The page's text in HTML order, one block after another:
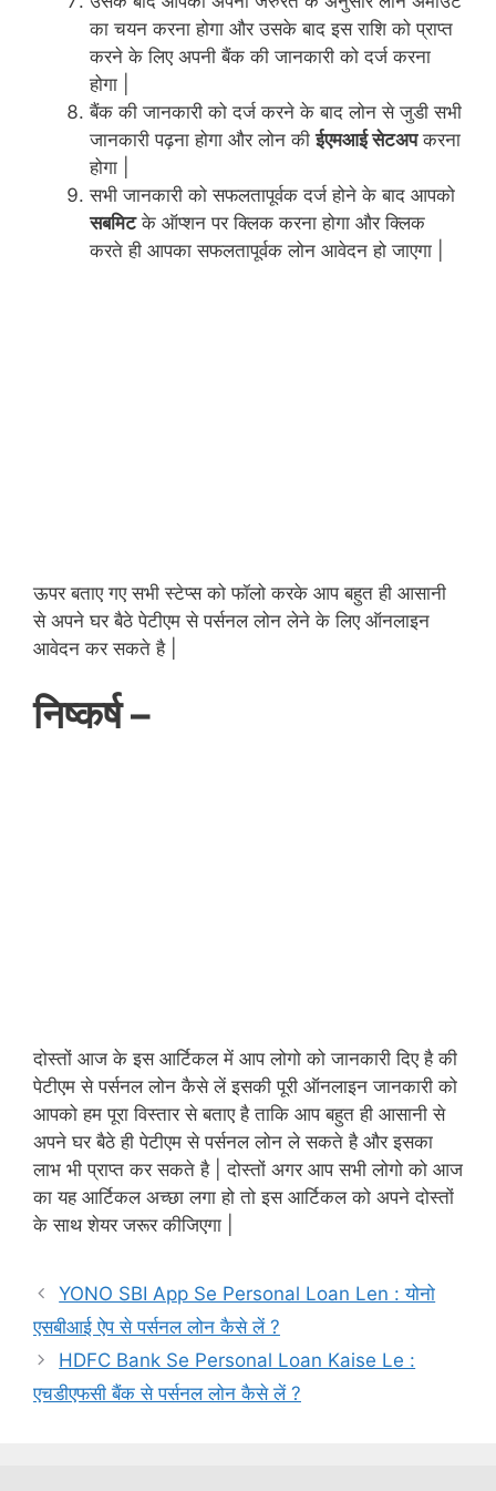
का चयन करना होगा और उसके बाद इस राशि को प्राप्त
करने के लिए अपनी बैंक की जानकारी को दर्ज करना
होगा |
बैंक की जानकारी को दर्ज करने के बाद लोन से जुडी सभी
जानकारी पढ़ना होगा और लोन कीईएमआई सेटअपकरना
होगा |
सभी जानकारी को सफलतापूर्वक दर्ज होने के बाद आपको
सबमिटके ऑप्शन पर क्लिक करना होगा और क्लिक
करते ही आपका सफलतापूर्वक लोन आवेदन हो जाएगा |
ऊपर बताए गए सभी स्टेप्स को फॉलो करके आप बहुत ही आसानी
से अपने घर बैठे पेटीएम से पर्सनल लोन लेने के लिए ऑनलाइन
आवेदन कर सकते है |
निष्कर्ष –
दोस्तों आज के इस आर्टिकल में आप लोगो को जानकारी दिए है की
पेटीएम से पर्सनल लोन कैसे लें इसकी पूरी ऑनलाइन जानकारी को
आपको हम पूरा विस्तार से बताए है ताकि आप बहुत ही आसानी से
अपने घर बैठे ही पेटीएम से पर्सनल लोन ले सकते है और इसका
लाभ भी प्राप्त कर सकते है | दोस्तों अगर आप सभी लोगो को आज
का यह आर्टिकल अच्छा लगा हो तो इस आर्टिकल को अपने दोस्तों
के साथ शेयर जरूर कीजिएगा |
YONO SBI App Se Personal Loan Len : योनो
एसबीआई ऐप से पर्सनल लोन कैसे लें ?
HDFC Bank Se Personal Loan Kaise Le :
एचडीएफसी बैंक से पर्सनल लोन कैसे लें ?